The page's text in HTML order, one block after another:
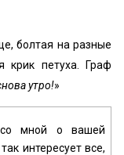
болтая на разные
крик петуха. Граф
утро!»
со мной о вашей
интересует все,